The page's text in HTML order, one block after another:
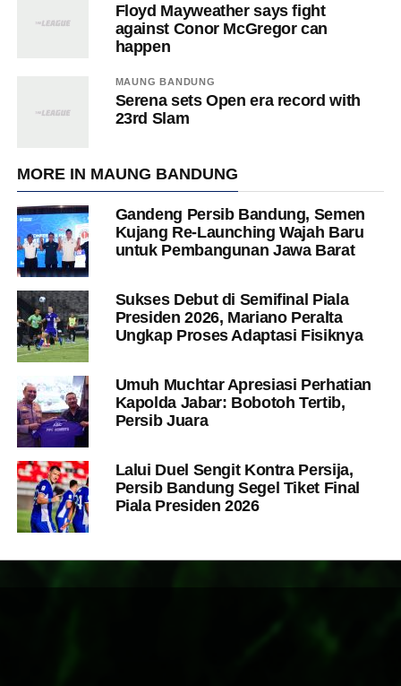
Floyd Mayweather says fight
against Conor McGregor can
happen
MAUNG BANDUNG
Serena sets Open era record with
23rd Slam
MORE IN MAUNG BANDUNG
Gandeng Persib Bandung, Semen
Kujang Re-Launching Wajah Baru
untuk Pembangunan Jawa Barat
Sukses Debut di Semifinal Piala
Presiden 2026, Mariano Peralta
Ungkap Proses Adaptasi Fisiknya
Umuh Muchtar Apresiasi Perhatian
Kapolda Jabar: Bobotoh Tertib,
Persib Juara
Lalui Duel Sengit Kontra Persija,
Persib Bandung Segel Tiket Final
Piala Presiden 2026